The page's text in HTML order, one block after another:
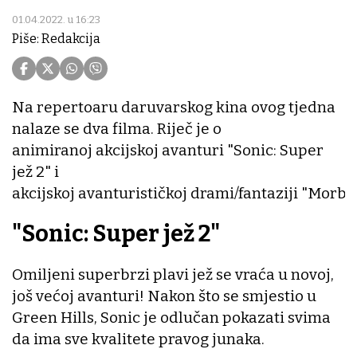
01.04.2022. u 16:23
Piše: Redakcija
Na repertoaru daruvarskog kina ovog tjedna
nalaze se dva filma. Riječ je o
animiranoj akcijskoj avanturi "Sonic: Super
jež 2" i
akcijskoj avanturističkoj drami/fantaziji
"Sonic: Super jež 2"
Omiljeni superbrzi plavi jež se vraća u novoj,
još većoj avanturi! Nakon što se smjestio u
Green Hills, Sonic je odlučan pokazati svima
da ima sve kvalitete pravog junaka.